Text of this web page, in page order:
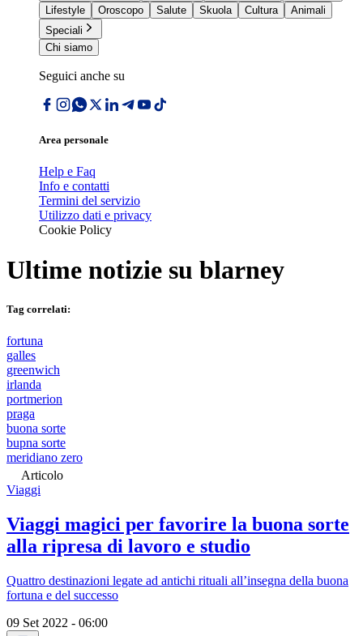
Lifestyle
Oroscopo Salute Skuola Cultura
Animali
Speciali
Chi siamo
Seguici anche su
Area personale
Help e Faq
Info e contatti
Termini del servizio
Utilizzo dati e privacy
Cookie Policy
Ultime notizie su blarney
Tag correlati:
fortuna
galles
greenwich
irlanda
portmerion
praga
buona sorte
bupna sorte
meridiano zero
Articolo
Viaggi
Viaggi magici per favorire la buona sorte
alla ripresa di lavoro e studio
Quattro destinazioni legate ad antichi rituali all’insegna della buona
fortuna e del successo
09 Set 2022 - 06:00